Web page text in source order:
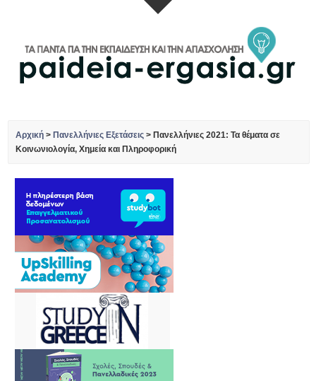
Αρχική > Πανελλήνιες Εξετάσεις > Πανελλήνιες 2021: Τα θέματα σε
Κοινωνιολογία, Χημεία και Πληροφορική